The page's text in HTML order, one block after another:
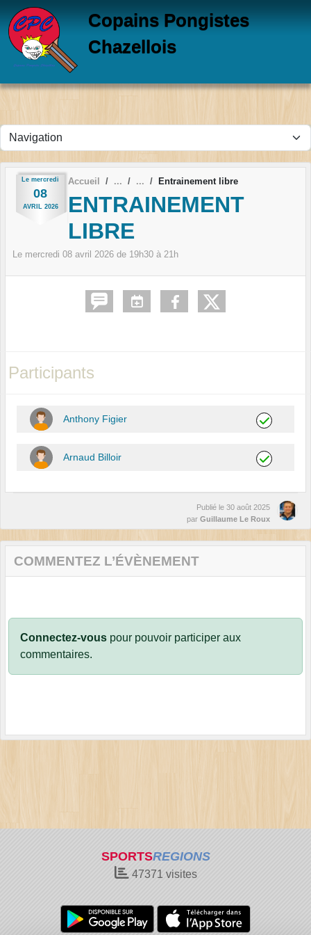
Copains Pongistes
Chazellois
Le mercredi
08
AVRIL 2026
Accueil Entrainement libre
ENTRAINEMENT
LIBRE
Le mercredi 08 avril 2026 de 19h30 à 21h
Participants
Anthony Figier
Arnaud Billoir
Publié le 30 août 2025
par Guillaume Le Roux
COMMENTEZ L’ÉVÈNEMENT
Connectez-vous pour pouvoir participer aux
commentaires.
SPORTSREGIONS
47371 visites
Panneau de gestion des cookies